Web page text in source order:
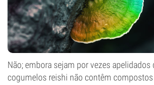
Não; embora sejam por vezes apelidados
cogumelos reishi não contêm